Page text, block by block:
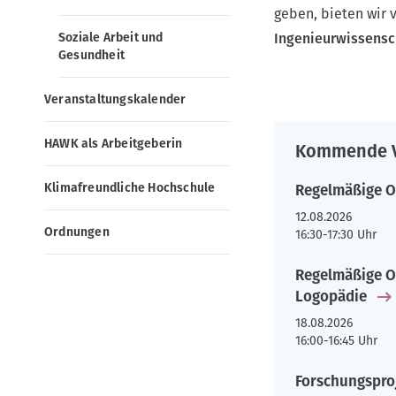
Soziale Arbeit und
Gesundheit
Veranstaltungskalender
HAWK als Arbeitgeberin
Klimafreundliche Hochschule
Ordnungen
v
i
geben, bieten wir
Kommende
Regelmäßige
12.08.2026
16:30-17:30 Uhr
Regelmäßige
Logopädie
18.08.2026
16:00-16:45 Uhr